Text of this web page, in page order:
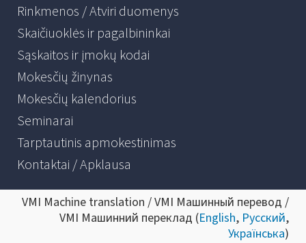
Rinkmenos / Atviri duomenys
Skaičiuoklės ir pagalbininkai
Sąskaitos ir įmokų kodai
Mokesčių žinynas
Mokesčių kalendorius
Seminarai
Tarptautinis apmokestinimas
Kontaktai / Apklausa
VMI Machine translation / VMI Машинный перевод /
VMI Машинний переклад (English, Русский,
Українська)